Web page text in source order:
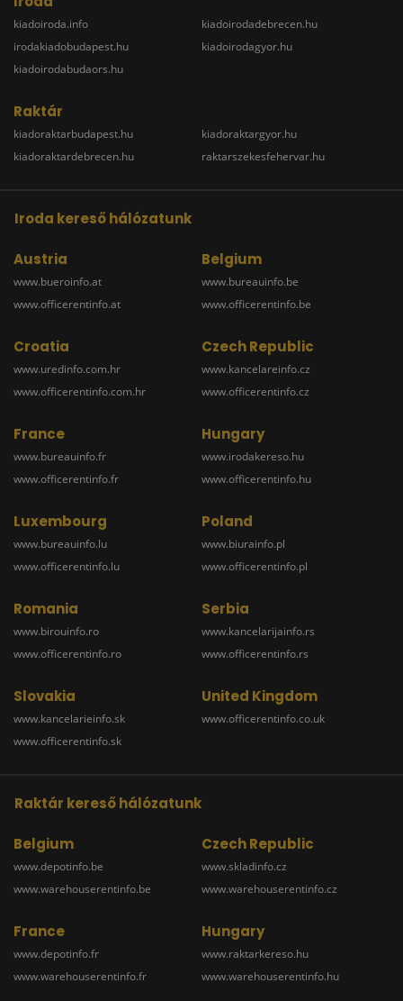
kiadoiroda.info
irodakiadobudapest.hu
kiadoirodabudaors.hu
kiadoirodadebrecen.hu
kiadoirodagyor.hu
Raktár
kiadoraktarbudapest.hu
kiadoraktardebrecen.hu
kiadoraktargyor.hu
raktarszekesfehervar.hu
Iroda kereső hálózatunk
Austria
www.bueroinfo.at
www.officerentinfo.at
Belgium
www.bureauinfo.be
www.officerentinfo.be
Croatia
www.uredinfo.com.hr
www.officerentinfo.com.hr
Czech Republic
www.kancelareinfo.cz
www.officerentinfo.cz
France
www.bureauinfo.fr
www.officerentinfo.fr
Hungary
www.irodakereso.hu
www.officerentinfo.hu
Luxembourg
www.bureauinfo.lu
www.officerentinfo.lu
Poland
www.biurainfo.pl
www.officerentinfo.pl
Romania
www.birouinfo.ro
www.officerentinfo.ro
Serbia
www.kancelarijainfo.rs
www.officerentinfo.rs
Slovakia
www.kancelarieinfo.sk
www.officerentinfo.sk
United Kingdom
www.officerentinfo.co.uk
Raktár kereső hálózatunk
Belgium
www.depotinfo.be
www.warehouserentinfo.be
Czech Republic
www.skladinfo.cz
www.warehouserentinfo.cz
France
www.depotinfo.fr
www.warehouserentinfo.fr
Hungary
www.raktarkereso.hu
www.warehouserentinfo.hu